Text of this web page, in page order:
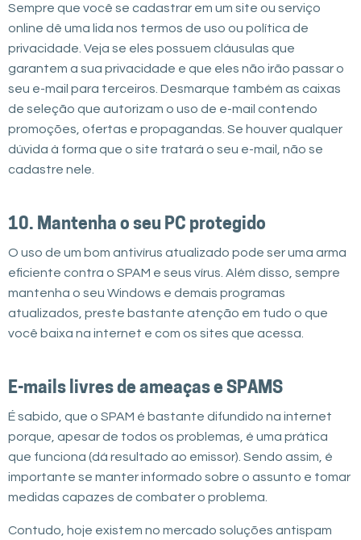
Sempre que você se cadastrar em um site ou serviço
online dê uma lida nos termos de uso ou política de
privacidade. Veja se eles possuem cláusulas que
garantem a sua privacidade e que eles não irão passar o
seu e-mail para terceiros. Desmarque também as caixas
de seleção que autorizam o uso de e-mail contendo
promoções, ofertas e propagandas. Se houver qualquer
dúvida à forma que o site tratará o seu e-mail, não se
cadastre nele.
10. Mantenha o seu PC protegido
O uso de um bom antivírus atualizado pode ser uma arma
eficiente contra o SPAM e seus vírus. Além disso, sempre
mantenha o seu Windows e demais programas
atualizados, preste bastante atenção em tudo o que
você baixa na internet e com os sites que acessa.
E-mails livres de ameaças e SPAMS
É sabido, que o SPAM é bastante difundido na internet
porque, apesar de todos os problemas, é uma prática
que funciona (dá resultado ao emissor). Sendo assim, é
importante se manter informado sobre o assunto e tomar
medidas capazes de combater o problema.
Contudo, hoje existem no mercado soluções antispam